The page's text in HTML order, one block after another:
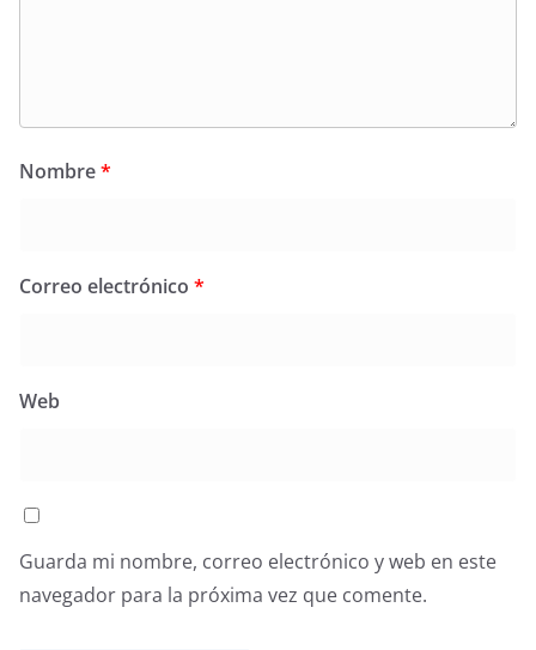
Nombre*
Correo electrónico *
Web
Guarda mi nombre, correo electrónico y web en este
navegador para la próxima vez que comente.